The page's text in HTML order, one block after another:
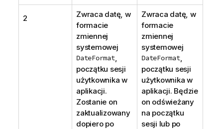
2
Zwraca datę, w
formacie
zmiennej
systemowej
DateFormat,
początku sesji
użytkownika w
aplikacji.
Zostanie on
zaktualizowany
dopiero po
Zwraca datę, w
formacie
zmiennej
systemowej
DateFormat,
początku sesji
użytkownika w
aplikacji. Będzie
on odświeżany
na początku
sesji lub po